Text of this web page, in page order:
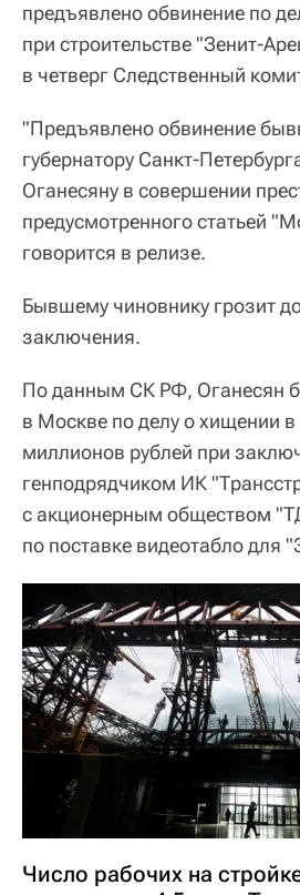
предъявлено обвинение по
при строительстве "Зенит-
в четверг Следственный
"Предъявлено обвинение
губернатору Санкт-
Оганесяну в совершении
предусмотренного статьей
говорится в релизе.
Бывшему чиновнику грозит
заключения.
По данным СК РФ, Оганесян
в Москве по делу о хищении в
миллионов рублей при
генподрядчиком ИК
с акционерным обществом
по поставке видеотабло для
Число рабочих на